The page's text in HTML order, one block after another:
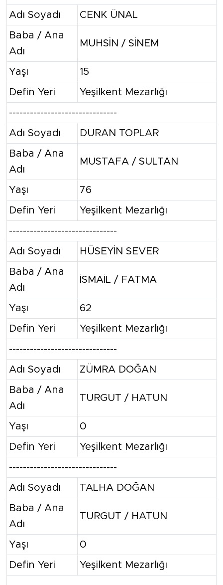
Adı Soyadı CENK ÜNAL
Baba / Ana
Adı
MUHSİN / SİNEM
Yaşı 15
Defin Yeri Yeşilkent Mezarlığı
-------------------------------
Adı Soyadı DURAN TOPLAR
Baba / Ana
Adı
MUSTAFA / SULTAN
Yaşı 76
Defin Yeri Yeşilkent Mezarlığı
-------------------------------
Adı Soyadı HÜSEYİN SEVER
Baba / Ana
Adı
İSMAİL / FATMA
Yaşı 62
Defin Yeri Yeşilkent Mezarlığı
-------------------------------
Adı Soyadı ZÜMRA DOĞAN
Baba / Ana
Adı
TURGUT / HATUN
Yaşı 0
Defin Yeri Yeşilkent Mezarlığı
-------------------------------
Adı Soyadı TALHA DOĞAN
Baba / Ana
Adı
TURGUT / HATUN
Yaşı 0
Defin Yeri Yeşilkent Mezarlığı